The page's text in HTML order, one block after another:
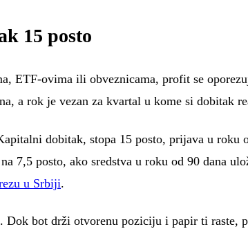
15 posto
ETF-ovima ili obveznicama, profit se
a rok je vezan za kvartal u kome si dobitak
dobitak, stopa 15 posto, prijava u roku
7,5 posto, ako sredstva u roku od 90 dana
u Srbiji.
bot drži otvorenu poziciju i papir ti raste,